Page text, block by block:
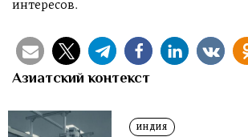
Азиатский контекст
ИНДИЯ